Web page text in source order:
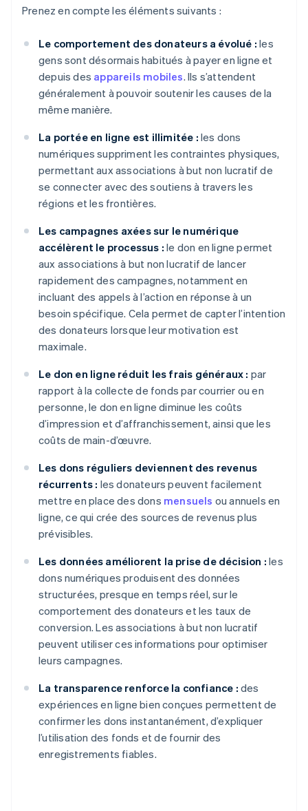
Prenez en compte les éléments suivants :
Le comportement des donateurs a évolué : les
gens sont désormais habitués à payer en ligne et
depuis des appareils mobiles. Ils s’attendent
généralement à pouvoir soutenir les causes de la
même manière.
La portée en ligne est illimitée : les dons
numériques suppriment les contraintes physiques,
permettant aux associations à but non lucratif de
se connecter avec des soutiens à travers les
régions et les frontières.
Les campagnes axées sur le numérique
accélèrent le processus : le don en ligne permet
aux associations à but non lucratif de lancer
rapidement des campagnes, notamment en
incluant des appels à l’action en réponse à un
besoin spécifique. Cela permet de capter l’intention
des donateurs lorsque leur motivation est
maximale.
Le don en ligne réduit les frais généraux : par
rapport à la collecte de fonds par courrier ou en
personne, le don en ligne diminue les coûts
d’impression et d’affranchissement, ainsi que les
coûts de main-d’œuvre.
Les dons réguliers deviennent des revenus
récurrents : les donateurs peuvent facilement
mettre en place des dons mensuels ou annuels en
ligne, ce qui crée des sources de revenus plus
prévisibles.
Les données améliorent la prise de décision : les
dons numériques produisent des données
structurées, presque en temps réel, sur le
comportement des donateurs et les taux de
conversion. Les associations à but non lucratif
peuvent utiliser ces informations pour optimiser
leurs campagnes.
La transparence renforce la confiance : des
expériences en ligne bien conçues permettent de
confirmer les dons instantanément, d’expliquer
l’utilisation des fonds et de fournir des
enregistrements fiables.